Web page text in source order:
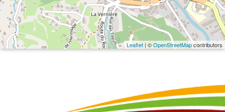
Leaflet | ©OpenStreetMapcontributors